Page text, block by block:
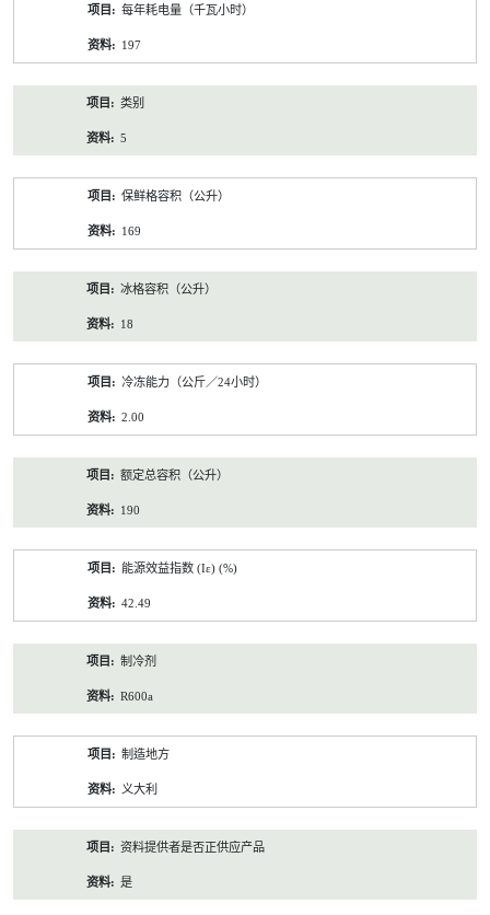
每年耗电量（千瓦小时）
197
类别
5
保鲜格容积（公升）
169
冰格容积（公升）
18
冷冻能力（公斤／24小时）
2.00
额定总容积（公升）
190
能源效益指数 (Iε) (%)
42.49
制冷剂
R600a
制造地方
义大利
资料提供者是否正供应产品
是